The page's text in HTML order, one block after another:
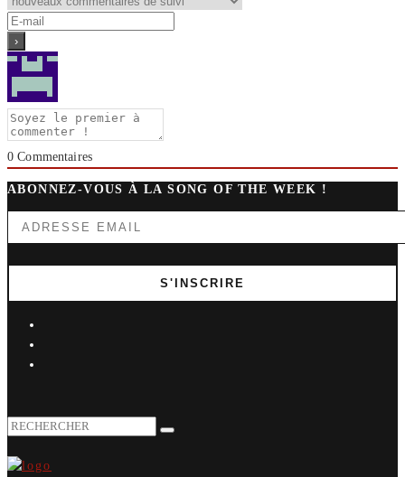
0 Commentaires
ABONNEZ-VOUS À LA SONG OF THE WEEK !